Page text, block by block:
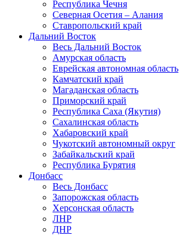
Республика Чечня
Северная Осетия – Алания
Ставропольский край
Дальний Восток
Весь Дальний Восток
Амурская область
Еврейская автономная область
Камчатский край
Магаданская область
Приморский край
Республика Саха (Якутия)
Сахалинская область
Хабаровский край
Чукотский автономный округ
Забайкальский край
Республика Бурятия
Донбасс
Весь Донбасс
Запорожская область
Херсонская область
ЛНР
ДНР